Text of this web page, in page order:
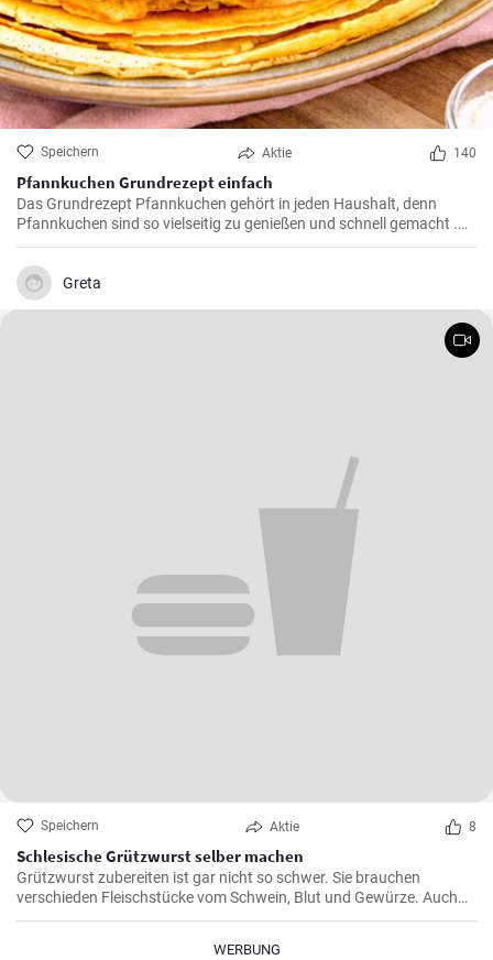
Speichern Aktie 140
Pfannkuchen Grundrezept einfach
Das Grundrezept Pfannkuchen gehört in jeden Haushalt, denn
Pfannkuchen sind so vielseitig zu genießen und schnell gemacht .
Süß oder herzhaft gefüllt sind die Pfannkuchen mit Milch und Eiern
ein Genuß für groß und klein .
Greta
Speichern Aktie 8
Schlesische Grützwurst selber machen
Grützwurst zubereiten ist gar nicht so schwer. Sie brauchen
verschieden Fleischstücke vom Schwein, Blut und Gewürze. Auch
das klassische DDR Gericht Tote Oma wird mit Grützwurst
WERBUNG